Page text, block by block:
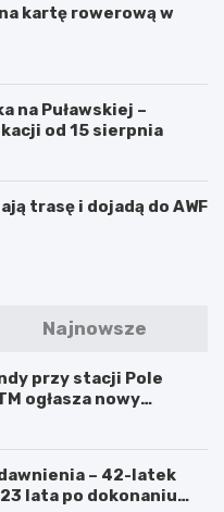
kartę rowerową w
na Puławskiej –
od 15 sierpnia
trasę i dojadą do AWF
Najnowsze
przy stacji Pole
ogłasza nowy
– 42-latek
lata po dokonaniu